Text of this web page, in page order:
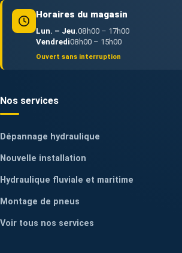
Horaires du magasin
Lun. – Jeu.08h00 – 17h00
Vendredi08h00 – 15h00
Ouvert sans interruption
Nos services
Dépannage hydraulique
Nouvelle installation
Hydraulique fluviale et maritime
Montage de pneus
Voir tous nos services